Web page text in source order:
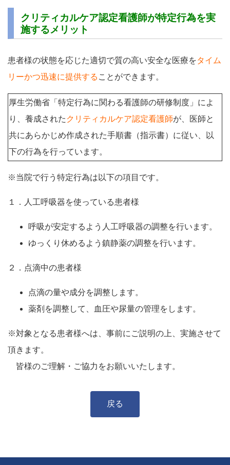
クリティカルケア認定看護師が特定行為を実
施するメリット
患者様の状態を応じた適切で質の高い安全な医療をタイム
リーかつ迅速に提供する ことができます。
厚生労働省「特定行為に関わる看護師の研修制度」によ
り、養成された クリティカルケア認定看護師が、医師と
共にあらかじめ作成された手順書（指示書）に従い、以
下の行為を行っています。
※当院で行う特定行為は以下の項目です。
１．人工呼吸器を使っている患者様
呼吸が安定するよう人工呼吸器の調整を行います。
ゆっくり休めるよう鎮静薬の調整を行います。
２．点滴中の患者様
点滴の量や成分を調整します。
薬剤を調整して、血圧や尿量の管理をします。
※対象となる患者様へは、事前にご説明の上、実施させて
頂きます。
皆様のご理解・ご協力をお願いいたします。
戻る